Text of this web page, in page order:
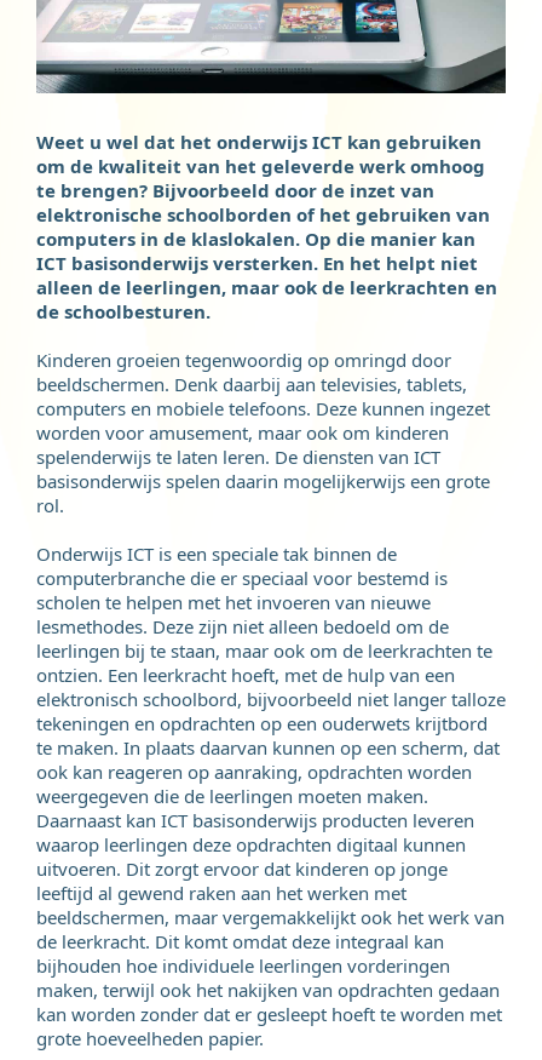
Weet u wel dat het onderwijs ICT kan gebruiken
om de kwaliteit van het geleverde werk omhoog
te brengen? Bijvoorbeeld door de inzet van
elektronische schoolborden of het gebruiken van
computers in de klaslokalen. Op die manier kan
ICT basisonderwijs versterken. En het helpt niet
alleen de leerlingen, maar ook de leerkrachten en
de schoolbesturen.
Kinderen groeien tegenwoordig op omringd door
beeldschermen. Denk daarbij aan televisies, tablets,
computers en mobiele telefoons. Deze kunnen ingezet
worden voor amusement, maar ook om kinderen
spelenderwijs te laten leren. De diensten van ICT
basisonderwijs spelen daarin mogelijkerwijs een grote
rol.
Onderwijs ICT is een speciale tak binnen de
computerbranche die er speciaal voor bestemd is
scholen te helpen met het invoeren van nieuwe
lesmethodes. Deze zijn niet alleen bedoeld om de
leerlingen bij te staan, maar ook om de leerkrachten te
ontzien. Een leerkracht hoeft, met de hulp van een
elektronisch schoolbord, bijvoorbeeld niet langer talloze
tekeningen en opdrachten op een ouderwets krijtbord
te maken. In plaats daarvan kunnen op een scherm, dat
ook kan reageren op aanraking, opdrachten worden
weergegeven die de leerlingen moeten maken.
Daarnaast kan ICT basisonderwijs producten leveren
waarop leerlingen deze opdrachten digitaal kunnen
uitvoeren. Dit zorgt ervoor dat kinderen op jonge
leeftijd al gewend raken aan het werken met
beeldschermen, maar vergemakkelijkt ook het werk van
de leerkracht. Dit komt omdat deze integraal kan
bijhouden hoe individuele leerlingen vorderingen
maken, terwijl ook het nakijken van opdrachten gedaan
kan worden zonder dat er gesleept hoeft te worden met
grote hoeveelheden papier.